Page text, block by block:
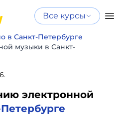
Все курсы
в Санкт-Петербурге
музыки в Санкт-
электронной
и ИИ
по нейросетям